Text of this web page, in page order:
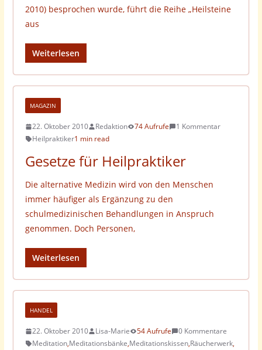
2010) besprochen wurde, führt die Reihe „Heilsteine
aus
Weiterlesen
MAGAZIN
22. Oktober 2010 Redaktion 74 Aufrufe
1 Kommentar
Heilpraktiker1 min read
Gesetze für Heilpraktiker
Die alternative Medizin wird von den Menschen
immer häufiger als Ergänzung zu den
schulmedizinischen Behandlungen in Anspruch
genommen. Doch Personen,
Weiterlesen
HANDEL
22. Oktober 2010 Lisa-Marie 54 Aufrufe
0 Kommentare
Meditation,Meditationsbänke,Meditationskissen,Räucherwerk,